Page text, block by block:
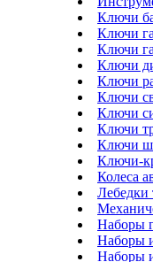
Ключи
Ключи
Ключи
Ключи
Ключи
Ключи
Ключи
Ключи
Ключи
Ключи-
Колеса
Лебедки
Наборы
Наборы
Наборы